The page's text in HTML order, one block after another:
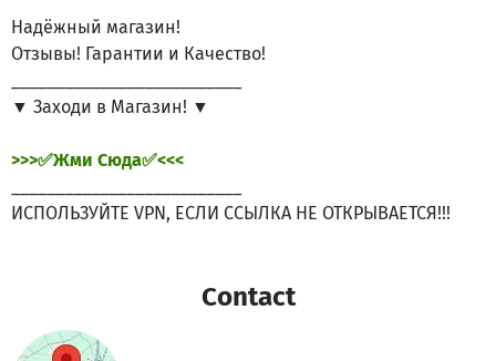
Надёжный магазин!
Отзывы! Гарантии и Качество!
▼ Заходи в Магазин! ▼
>>>✅Жми Сюда✅<<<
ИСПОЛЬЗУЙТЕ VPN, ЕСЛИ ССЫЛКА НЕ ОТКРЫВАЕТСЯ!!!
Contact